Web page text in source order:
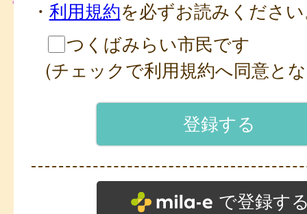
・ 利用規約を必ずお読みくださ
つくばみらい市民です
(チェックで利用規約へ同意と
で登録す